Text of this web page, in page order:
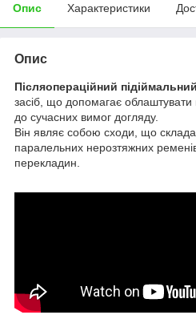
Опис Характеристики
Опис
Післяопераційний
засіб, що допомагає облаштувати
до сучасних вимог догляду.
Він являє собою сходи, що
паралельних нерозтяжних
перекладин.